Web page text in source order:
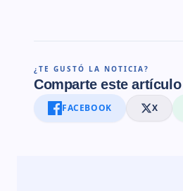
¿TE GUSTÓ LA NOTICIA?
Comparte este artículo
FACEBOOK X